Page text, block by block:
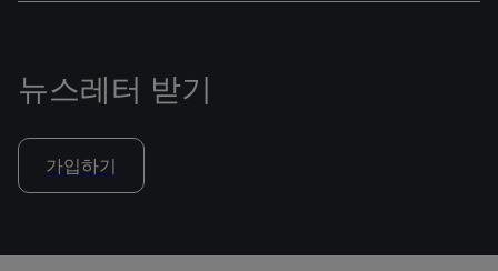
뉴스레터 받기
가입하기